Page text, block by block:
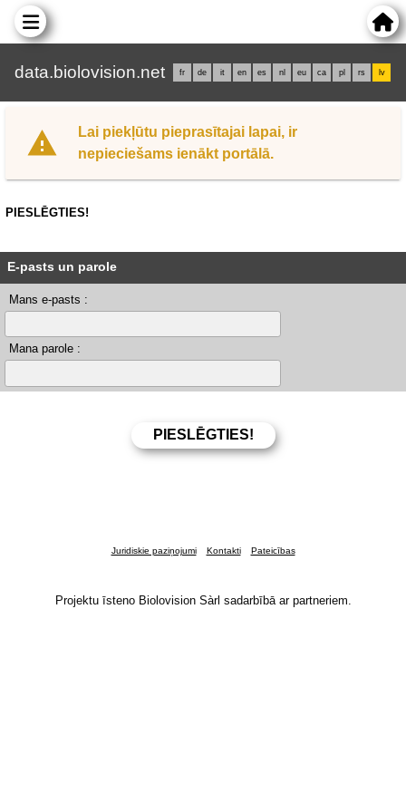
data.biolovision.net fr de it en es nl eu ca pl rs lv
Lai piekļūtu pieprasītajai lapai, ir
nepieciešams ienākt portālā.
PIESLĒGTIES!
E-pasts un parole
Mans e-pasts :
Mana parole :
Juridiskie paziņojumi Kontakti Pateicības
Projektu īsteno Biolovision Sàrl sadarbībā ar partneriem.